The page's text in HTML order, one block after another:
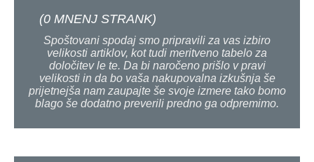
(0 MNENJ STRANK)
Spoštovani spodaj smo pripravili za vas izbiro
velikosti artiklov, kot tudi meritveno tabelo za
določitev le te. Da bi naročeno prišlo v pravi
velikosti in da bo vaša nakupovalna izkušnja še
prijetnejša nam zaupajte še svoje izmere tako bomo
blago še dodatno preverili predno ga odpremimo.